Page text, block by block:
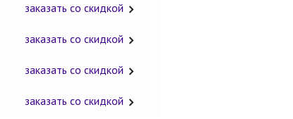
заказать со скидкой
заказать со скидкой
заказать со скидкой
заказать со скидкой